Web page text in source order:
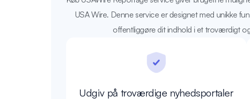
USA Wire. Denne service er designet med unikke
offentliggøre dit indhold i et troværdigt
Udgiv på troværdige nyhedsportaler